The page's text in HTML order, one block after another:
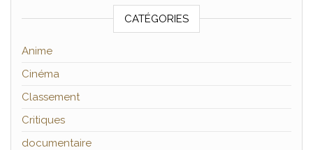
CATÉGORIES
Anime
Cinéma
Classement
Critiques
documentaire